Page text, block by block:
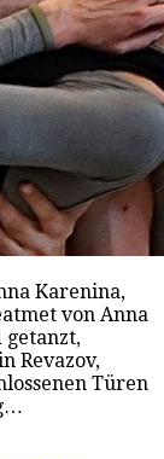
Karenina,
von Anna
Revazov,
Türen